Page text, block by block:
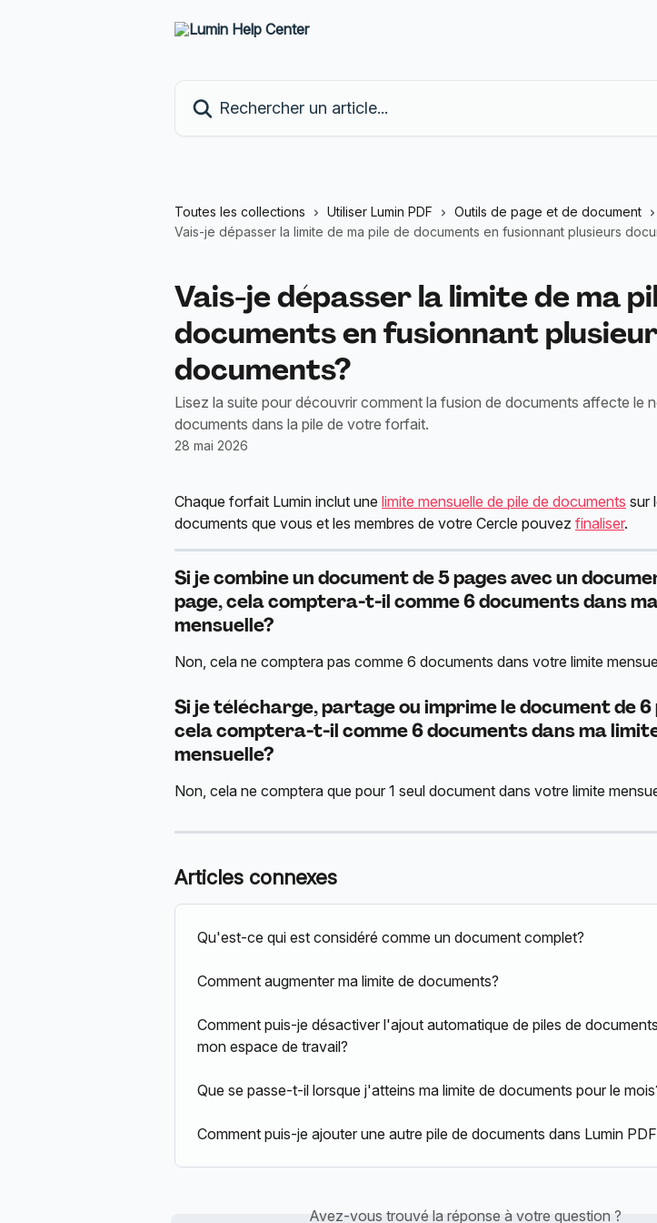
Toutes les collections Utiliser Lumin PDF
Outils de page et de document
Vais-je dépasser la limite de ma pile de documents en fusionnant plusieurs
Vais-je dépasser la limite de ma
documents en fusionnant
documents?
Lisez la suite pour découvrir comment la fusion de documents affecte le
documents dans la pile de votre forfait.
28 mai 2026
Chaque forfait Lumin inclut une limite mensuelle de pile de documents sur
documents que vous et les membres de votre Cercle pouvez finaliser.
Si je combine un document de 5 pages avec un
page, cela comptera-t-il comme 6 documents dans
mensuelle?
Non, cela ne comptera pas comme 6 documents dans votre limite
Si je télécharge, partage ou imprime le document de 6
cela comptera-t-il comme 6 documents dans ma
mensuelle?
Non, cela ne comptera que pour 1 seul document dans votre limite
Articles connexes
Qu'est-ce qui est considéré comme un document complet?
Comment augmenter ma limite de documents?
Comment puis-je désactiver l'ajout automatique de piles de
mon espace de travail?
Que se passe-t-il lorsque j'atteins ma limite de documents pour le
Comment puis-je ajouter une autre pile de documents dans Lumin
Avez-vous trouvé la réponse à votre question ?